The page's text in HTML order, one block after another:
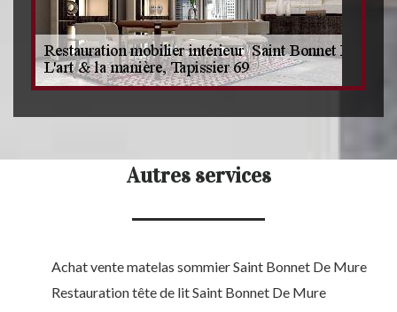
Autres services
Achat vente matelas sommier Saint Bonnet De Mure
Restauration tête de lit Saint Bonnet De Mure